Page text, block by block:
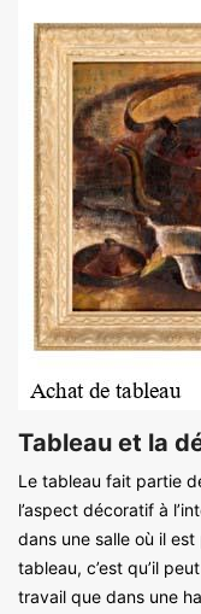
Tableau et la
Le tableau fait partie
l’aspect décoratif à
dans une salle où il
tableau, c’est qu’il
travail que dans une